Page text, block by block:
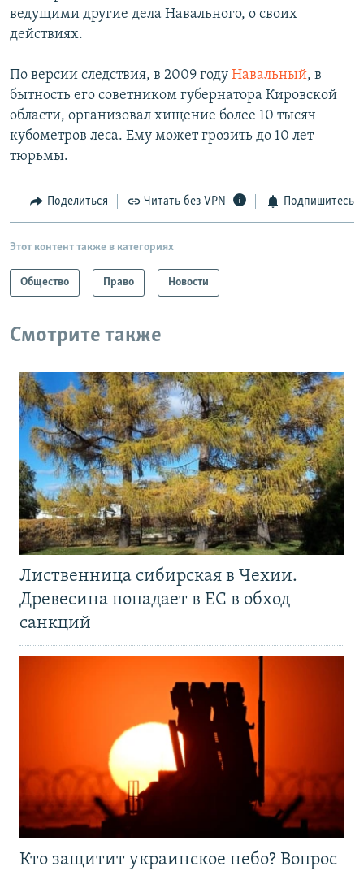
ведущими другие дела Навального, о своих
действиях.
По версии следствия, в 2009 году Навальный, в
бытность его советником губернатора Кировской
области, организовал хищение более 10 тысяч
кубометров леса. Ему может грозить до 10 лет
тюрьмы.
Поделиться Читать без VPN Подпишитесь
Этот контент также в категориях
Общество Право Новости
Смотрите также
Лиственница сибирская в Чехии.
Древесина попадает в ЕС в обход
санкций
Кто защитит украинское небо? Вопрос